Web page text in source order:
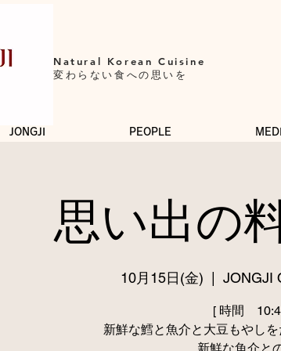
Natural Korean Cuisine​
変わらない食への思いを
JONGJI PEOPLE
思い出の
10月15日(金)
  |
JONGJI
[ 時間
新鮮な鱈と魚介と大豆もやし
新鮮な魚介と